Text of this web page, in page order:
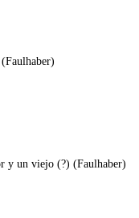
y un viejo (?) (Faulhaber)